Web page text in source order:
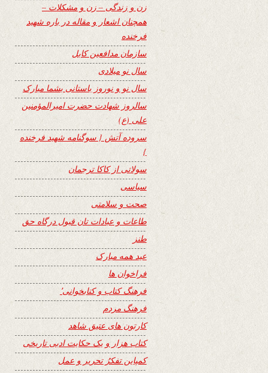
زن و زندگی – زن و مشکلات –
همچنان اشعار و مقاله در باره شهید
فرخنده
سازمان مدافعین کابل
سال نو میلادی
سال نو و نوروز باستانی بشما مبارک
سالروز شهادت حضرت امیرالمؤمنین
علی (ع)
سروده آتش { سوگنامه شهید فرخنده
}
سولاتی از کاکا ترجمان
سیاسی
صحت و سلامتی
طاعات و عبادات تان قبول درگاه حق
طنز
عید همه مبارک
فراخوان ها
فرهنگ کتاب و کتابخوانی٬
فرهنگ مردم
کارتون های عتیق شاهد
کتاب هزار و یک حکایت ادبی تاریخی
کمپاین تفکرُ تحریر و عمل